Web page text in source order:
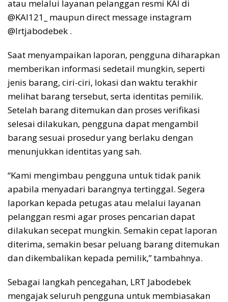
atau melalui layanan pelanggan resmi KAI di
@KAI121_ maupun direct message instagram
@lrtjabodebek .
Saat menyampaikan laporan, pengguna diharapkan
memberikan informasi sedetail mungkin, seperti
jenis barang, ciri-ciri, lokasi dan waktu terakhir
melihat barang tersebut, serta identitas pemilik.
Setelah barang ditemukan dan proses verifikasi
selesai dilakukan, pengguna dapat mengambil
barang sesuai prosedur yang berlaku dengan
menunjukkan identitas yang sah.
“Kami mengimbau pengguna untuk tidak panik
apabila menyadari barangnya tertinggal. Segera
laporkan kepada petugas atau melalui layanan
pelanggan resmi agar proses pencarian dapat
dilakukan secepat mungkin. Semakin cepat laporan
diterima, semakin besar peluang barang ditemukan
dan dikembalikan kepada pemilik,” tambahnya.
Sebagai langkah pencegahan, LRT Jabodebek
mengajak seluruh pengguna untuk membiasakan